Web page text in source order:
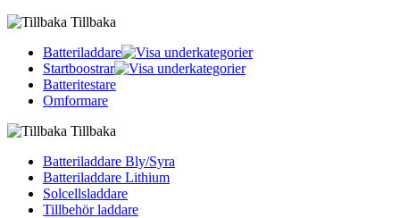
Tillbaka
Batteriladdare
Startboostrar
Batteritestare
Omformare
Tillbaka
Batteriladdare Bly/Syra
Batteriladdare Lithium
Solcellsladdare
Tillbehör laddare